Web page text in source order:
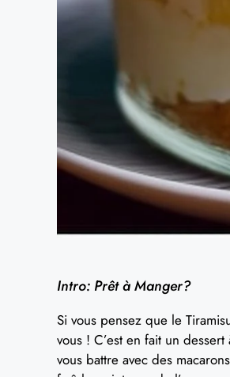
Intro: Prêt à Manger?
Si vous pensez que le
vous ! C’est en fait un
vous battre avec des